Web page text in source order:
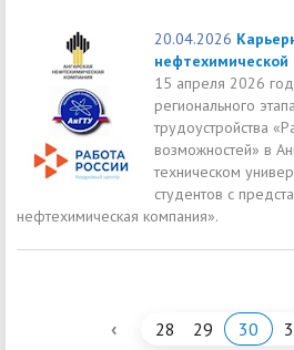
20.04.2026
15 апреля 2026
регионального
трудоустройства
возможностей» в
техническом
студентов с
нефтехимическая компания».
‹ 28 29 30